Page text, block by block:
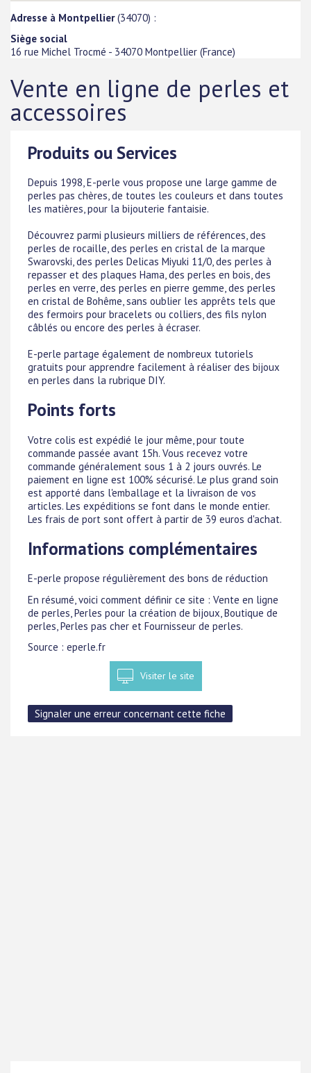
Adresse à Montpellier(34070) :
Siège social
16 rue Michel Trocmé - 34070 Montpellier (France)
Vente en ligne de perles et
accessoires
Produits ou Services
Depuis 1998, E-perle vous propose une large gamme de
perles pas chères, de toutes les couleurs et dans toutes
les matières, pour la bijouterie fantaisie.
Découvrez parmi plusieurs milliers de références, des
perles de rocaille, des perles en cristal de la marque
Swarovski, des perles Delicas Miyuki 11/0, des perles à
repasser et des plaques Hama, des perles en bois, des
perles en verre, des perles en pierre gemme, des perles
en cristal de Bohême, sans oublier les apprêts tels que
des fermoirs pour bracelets ou colliers, des fils nylon
câblés ou encore des perles à écraser.
E-perle partage également de nombreux tutoriels
gratuits pour apprendre facilement à réaliser des bijoux
en perles dans la rubrique DIY.
Points forts
Votre colis est expédié le jour même, pour toute
commande passée avant 15h. Vous recevez votre
commande généralement sous 1 à 2 jours ouvrés. Le
paiement en ligne est 100% sécurisé. Le plus grand soin
est apporté dans l'emballage et la livraison de vos
articles. Les expéditions se font dans le monde entier.
Les frais de port sont offert à partir de 39 euros d'achat.
Informations complémentaires
E-perle propose régulièrement des bons de réduction
En résumé, voici comment définir ce site : Vente en ligne
de perles, Perles pour la création de bijoux, Boutique de
perles, Perles pas cher et Fournisseur de perles.
Source : eperle.fr
Visiter le site